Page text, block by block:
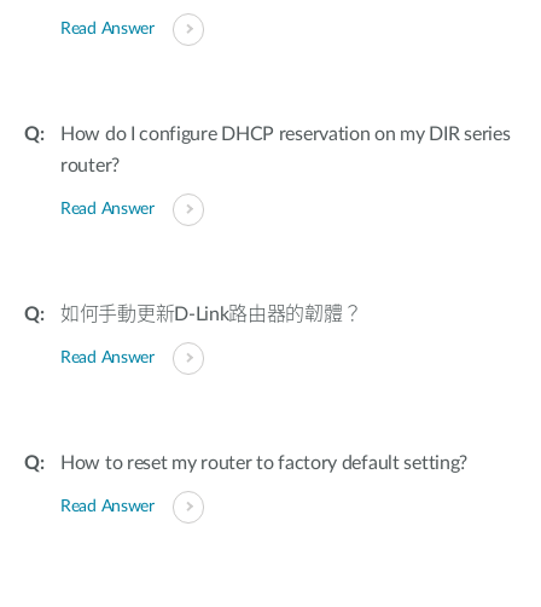
Read Answer
How do I configure DHCP reservation on my DIR series
router?
Read Answer
如何手動更新D-Link路由器的韌體？
Read Answer
How to reset my router to factory default setting?
Read Answer